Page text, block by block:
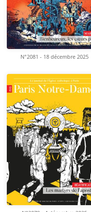
N°2081 - 18 décembre 2025